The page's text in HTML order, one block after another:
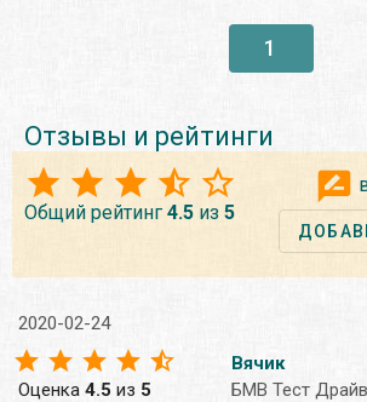
1
Отзывы и рейтинги
Общий рейтинг 4.5 из 5
2020-02-24
Оценка 4.5 из 5
Вячик
БМВ Тест Драйв